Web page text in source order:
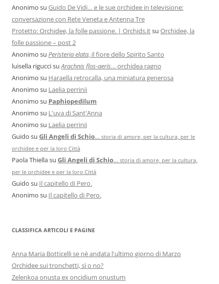
Anonimo su Guido De Vidi… e le sue orchidee in televisione:
conversazione con Rete Veneta e Antenna Tre
Protetto: Orchidee, la folle passione. | Orchids.itsu Orchidee, la
folle passione – post 2
Anonimo su Peristeria elata, il fiore dello Spirito Santo
luisella riguccisuArachnis flos-aeris… orchidea ragno
Anonimo su Haraella retrocalla, una miniatura generosa
Anonimo su Laelia perrinii
Anonimo su Paphiopedilum
Anonimo su L'uva di Sant'Anna
Anonimo su Laelia perrinii
Guido su Gli Angeli di Schio… storia di amore, per la cultura, per le
orchidee e per la loro Città
Paola Thiellasu Gli Angeli di Schio… storia di amore, per la cultura,
per le orchidee e per la loro Città
Guido su Il capitello di Pero.
Anonimo su Il capitello di Pero.
CLASSIFICA ARTICOLI E PAGINE
Anna Maria Botticelli se nè andata l'ultimo giorno di Marzo
Orchidee sui tronchetti, sì o no?
Zelenkoa onusta ex oncidium onustum